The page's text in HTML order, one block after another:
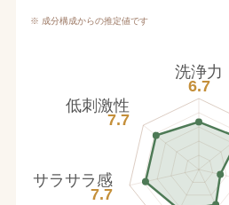
※ 成分構成からの推定値です
洗浄力
6.7
サラサラ感
7.7
低刺激性
7.7